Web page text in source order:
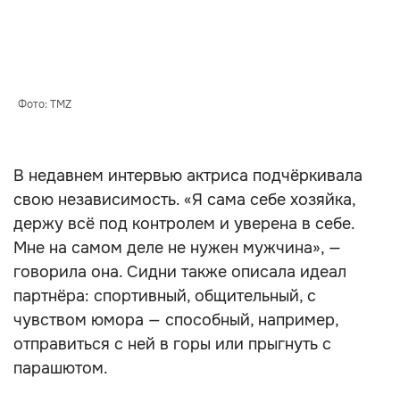
Фото: TMZ
В недавнем интервью актриса подчёркивала
свою независимость. «Я сама себе хозяйка,
держу всё под контролем и уверена в себе.
Мне на самом деле не нужен мужчина», —
говорила она. Сидни также описала идеал
партнёра: спортивный, общительный, с
чувством юмора — способный, например,
отправиться с ней в горы или прыгнуть с
парашютом.